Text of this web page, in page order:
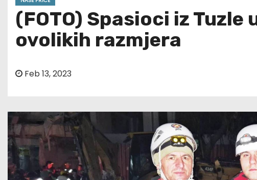
(FOTO) Spasioci iz
ovolikih razmjera
Feb 13, 2023